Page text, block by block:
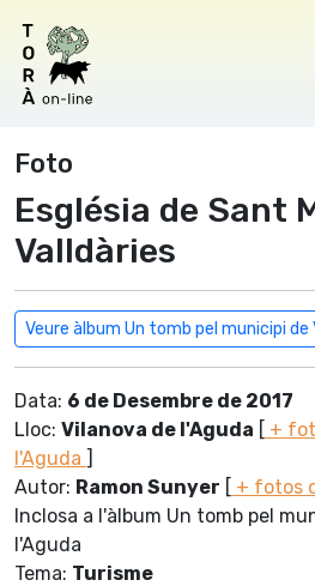
Foto
Església de Sant
Valldàries
Veure àlbum Un tomb pel municipi
Data: 6 de Desembre de 2017
Lloc: Vilanova de l'Aguda [ +
l'Aguda ]
Autor: Ramon Sunyer [ + fotos
Inclosa a l'àlbum Un tomb pel
l'Aguda
Tema: Turisme